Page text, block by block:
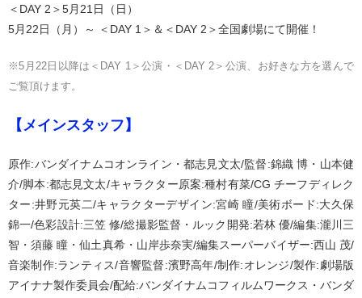
＜DAY 2＞5月21日（日）
5月22日（月）～ ＜DAY 1＞＆＜DAY 2＞全国劇場にて開催！
※5月22日以降は＜DAY 1＞公演・＜DAY 2＞公演、お好きな方を選んで
ご覧頂けます。
【メインスタッフ】
原作:バンダイナムコオンライン・都志見文太/監督:錦織 博・山本健
介/脚本:都志見文太/キャラクター原案:種村有菜/CG チーフディレク
ター:井野元英二/キャラクターデザイン:宮崎 瞳/美術ボード:大久保
錦一/色彩設計:三笠 修/総撮影監督・ルック開発:若林 優/編集:瀧川三
智・須藤 瞳・仙土真希・山岸歩奈実/編集スーパーバイザー:西山 茂/
音楽制作:ランティス/音響監督:濱野高年/制作:オレンジ/製作:劇場版
アイナナ製作委員会/配給:バンダイナムコフィルムワークス・バンダ